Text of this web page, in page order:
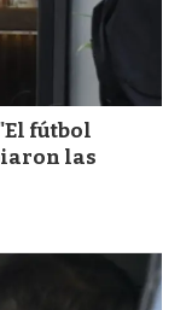
fútbol
las